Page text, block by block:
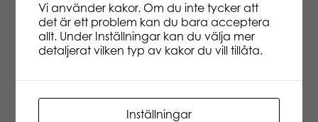
Vi använder kakor. Om du inte tycker att
det är ett problem kan du bara acceptera
allt. Under Inställningar kan du välja mer
detaljerat vilken typ av kakor du vill tillåta.
Inställningar